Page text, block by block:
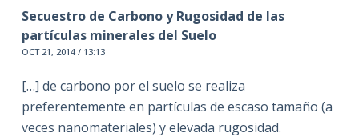
Secuestro de Carbono y Rugosidad de las
partículas minerales del Suelo
OCT 21, 2014 / 13:13
[…] de carbono por el suelo se realiza
preferentemente en partículas de escaso tamaño (a
veces nanomateriales) y elevada rugosidad.